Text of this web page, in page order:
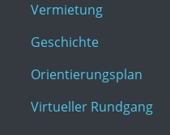
Vermietung
Geschichte
Orientierungsplan
Virtueller Rundgang